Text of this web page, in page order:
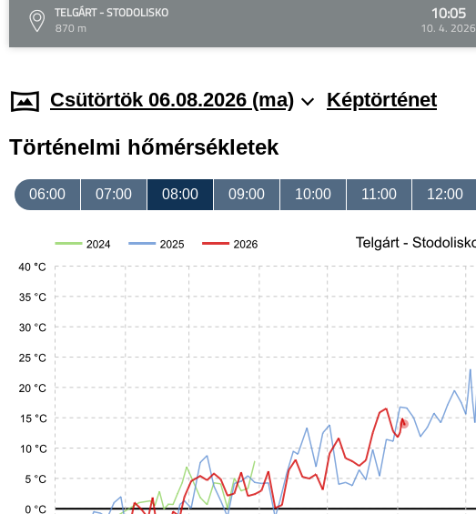
TELGÁRT - STODOLISKO
870 m
10:05
10. 4. 2026
Csütörtök 06.08.2026 (ma) Képtörténet
Történelmi hőmérsékletek
06:00 07:00 08:00 09:00 10:00 11:00 12:00